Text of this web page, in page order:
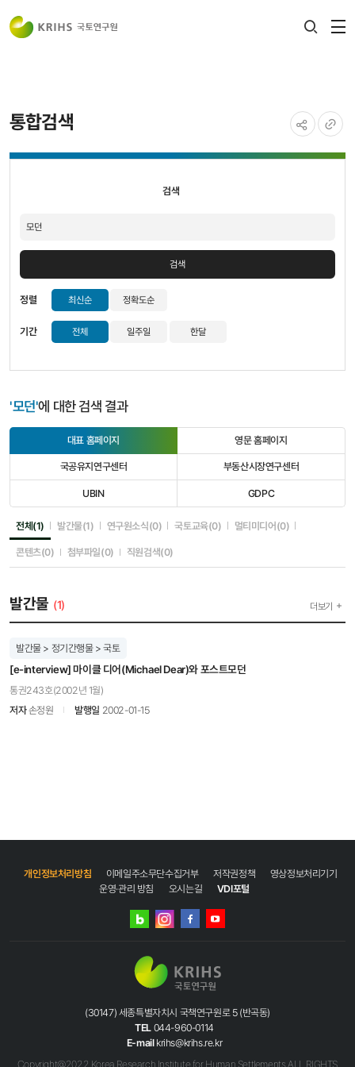
통합검색
검색
검색
정렬 최신순 정확도순
기간 전체 일주일 한달
'모던'에 대한 검색 결과
대표 홈페이지
선
택
됨
영문 홈페이지
선
택
안
됨
국공유지연구센터
선
택
안
됨
부동산시장연구센터
선
택
안
됨
UBIN
선
택
안
됨
GDPC
선
택
안
됨
전체(1) 선택됨발간물(1)선택안됨
연구원소식(0)선택안됨
국토교육(0)선택안됨
멀티미디어(0)선택안됨
콘텐츠(0)선택안됨
첨부파일(0)선택안됨
직원검색(0)
발간물 (1) 더보기
발간물 > 정기간행물 > 국토
[e-interview] 마이클 디어(Michael Dear)와 포스트모던
통권243호(2002년 1월)
저자손정원 발행일 2002-01-15
개인정보처리방침 이메일주소무단수집거부 저작권정책
영상정보처리기기
운영·관리 방침
오시는길 VDI포털
네이버
인스타그램
(30147) 세종특별자치시 국책연구원로 5 (반곡동)
TEL 044-960-0114
E-mail krihs@krihs.re.kr
Copyright@2022 Korea Research Institute for Human Settlements ALL RIGHTS